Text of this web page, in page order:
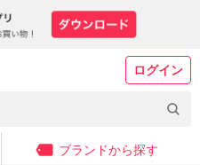
ログイン
ブランドから探す